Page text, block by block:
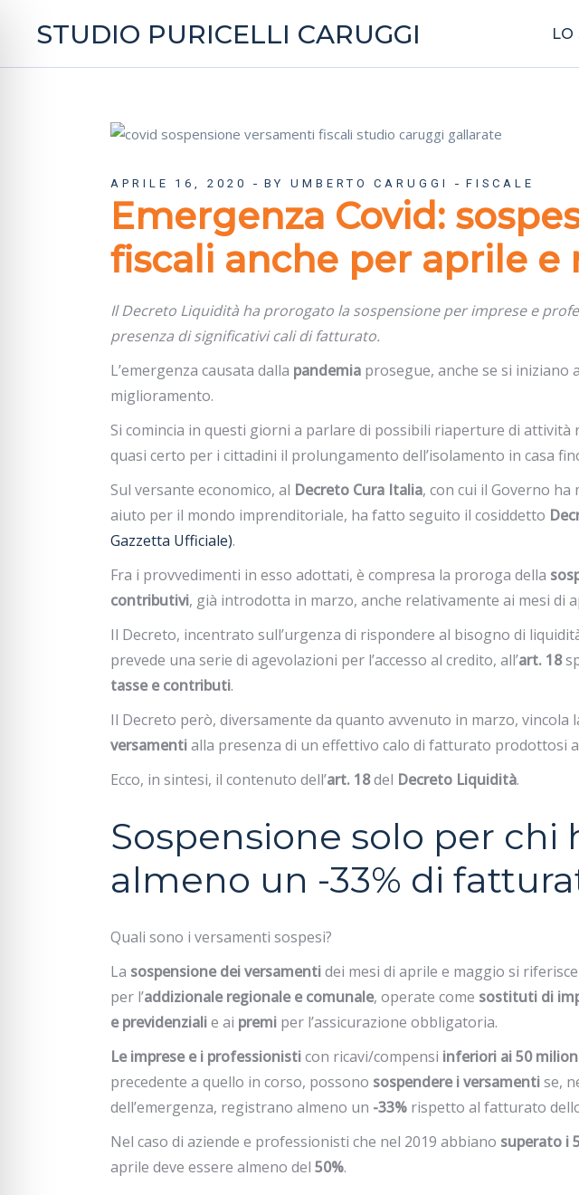
STUDIO PURICELLI CARUGGI LO
APRILE 16, 2020 BY UMBERTO CARUGGI FISCALE
Emergenza Covid:
fiscali anche per aprile e
Il Decreto Liquidità ha prorogato la sospensione per imprese e
presenza di significativi cali di fatturato.
L’emergenza causata dalla pandemia prosegue, anche se si iniziano
miglioramento.
Si comincia in questi giorni a parlare di possibili riaperture di attività
quasi certo per i cittadini il prolungamento dell’isolamento in casa
Sul versante economico, al Decreto Cura Italia, con cui il Governo
aiuto per il mondo imprenditoriale, ha fatto seguito il cosiddetto
Gazzetta Ufficiale).
Fra i provvedimenti in esso adottati, è compresa la proroga della
contributivi, già introdotta in marzo, anche relativamente ai mesi di
Il Decreto, incentrato sull’urgenza di rispondere al bisogno di
prevede una serie di agevolazioni per l’accesso al credito, all’art. 18
tasse e contributi.
Il Decreto però, diversamente da quanto avvenuto in marzo, vincola
versamentialla presenza di un effettivo calo di fatturato prodottosi a
Ecco, in sintesi, il contenuto dell’art. 18del Decreto Liquidità.
Sospensione solo per chi
almeno un -33% di
Quali sono i versamenti sospesi?
La sospensione dei versamentidei mesi di aprile e maggio si
per l’addizionale regionale e comunale, operate come sostituti di
e previdenzialie ai premi per l’assicurazione obbligatoria.
Le imprese e i professionisticon ricavi/compensi inferiori ai 50
precedente a quello in corso, possono sospendere i versamentise,
dell’emergenza, registrano almeno un -33% rispetto al fatturato
Nel caso di aziende e professionisti che nel 2019 abbiano superato i
aprile deve essere almeno del 50%.